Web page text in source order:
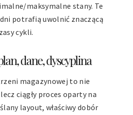
maksymalne stany. Te
potrafią uwolnić znaczącą
cykli.
dane, dyscyplina
magazynowej to nie
ciągły proces oparty na
layout, właściwy dobór